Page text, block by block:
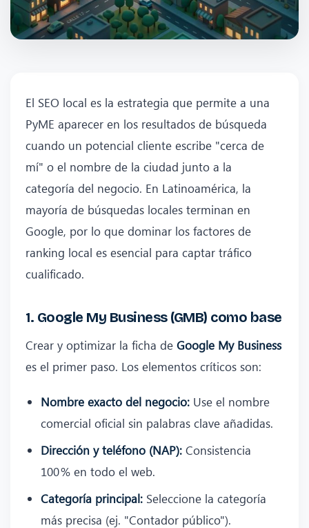
El SEO local es la estrategia que permite a una
PyME aparecer en los resultados de búsqueda
cuando un potencial cliente escribe "cerca de
mí" o el nombre de la ciudad junto a la
categoría del negocio. En Latinoamérica, la
mayoría de búsquedas locales terminan en
Google, por lo que dominar los factores de
ranking local es esencial para captar tráfico
cualificado.
1. Google My Business (GMB) como base
Crear y optimizar la ficha de Google My Business
es el primer paso. Los elementos críticos son:
Nombre exacto del negocio: Use el nombre
comercial oficial sin palabras clave añadidas.
Dirección y teléfono (NAP): Consistencia
100 % en todo el web.
Categoría principal: Seleccione la categoría
más precisa (ej. "Contador público").